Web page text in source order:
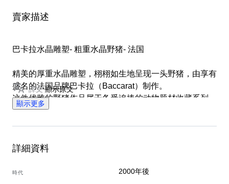
賣家描述
巴卡拉水晶雕塑- 粗重水晶野猪- 法国
精美的厚重水晶雕塑，栩栩如生地呈现一头野猪，由享有
盛名的法国品牌巴卡拉（Baccarat）制作。
这件优雅的野猪作品属于备受追捧的动物题材收藏系列。
• 材料：高质量铅晶透明水晶，因其卓越的光折射而著
• 真实性：物件底座上刻有经典的酸刻巴卡拉商标，保证
譯文 顯示原文
顯示更多
詳細資料
時代 2000年後